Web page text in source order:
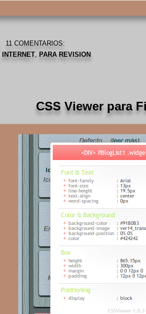
11 COMENTARIOS:
,INTERNET ,PARA REVISION
CSS Viewer para